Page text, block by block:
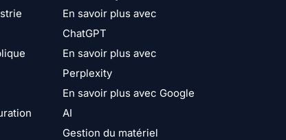
En savoir plus avec
ChatGPT
En savoir plus avec
Perplexity
En savoir plus avec Google
AI
Gestion du matériel